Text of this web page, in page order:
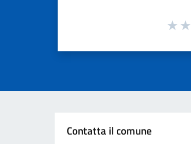
Contatta il comune